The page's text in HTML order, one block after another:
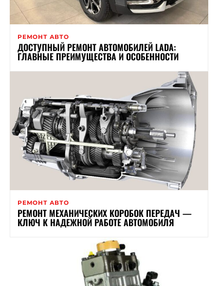
РЕМОНТ АВТО
ДОСТУПНЫЙ РЕМОНТ АВТОМОБИЛЕЙ LADA:
ГЛАВНЫЕ ПРЕИМУЩЕСТВА И ОСОБЕННОСТИ
РЕМОНТ АВТО
РЕМОНТ МЕХАНИЧЕСКИХ КОРОБОК ПЕРЕДАЧ —
КЛЮЧ К НАДЕЖНОЙ РАБОТЕ АВТОМОБИЛЯ